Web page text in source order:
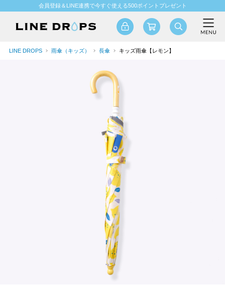
会員登録＆LINE連携で今すぐ使える500ポイントプレゼント
LINE DROPS 雨傘（キッズ） 長傘 キッズ雨傘【レモン】